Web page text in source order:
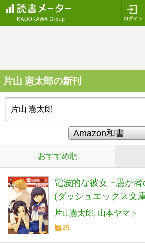
片山 憲太郎の新刊
おすすめ順
電波的な彼女 ~愚か
(ダッシュエックス文
片山憲太郎 山本ヤマト
25